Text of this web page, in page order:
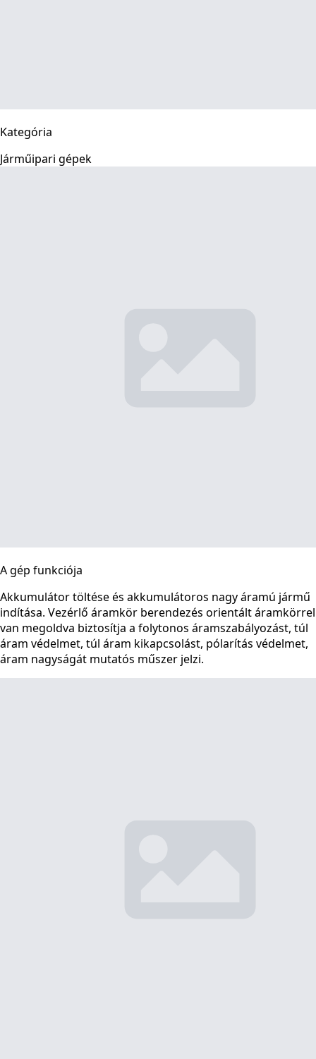
Kategória
Járműipari gépek
A gép funkciója
Akkumulátor töltése és akkumulátoros nagy áramú jármű
indítása. Vezérlő áramkör berendezés orientált áramkörrel
van megoldva biztosítja a folytonos áramszabályozást, túl
áram védelmet, túl áram kikapcsolást, pólarítás védelmet,
áram nagyságát mutatós műszer jelzi.